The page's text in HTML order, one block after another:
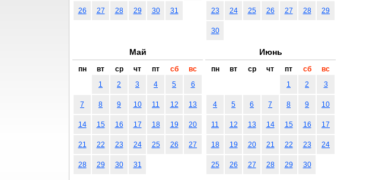
26 27 28 29 30 31 23 24 25 26 27 28 29
30
Май
пн вт ср чт пт сб
вс
1
2 3 4 5 6
7 8 9 10 11 12 13
14 15 16 17 18 19 20
21 22 23 24 25 26 27
28 29 30 31
Июнь
пн вт ср чт пт сб
вс
1
2 3
4 5 6 7 8 9 10
11 12 13 14 15 16 17
18 19 20 21 22 23 24
25 26 27 28 29 30